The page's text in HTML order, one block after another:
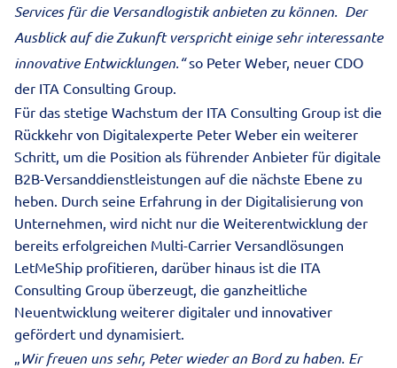
Services für die Versandlogistik anbieten zu können. Der
Ausblick auf die Zukunft verspricht einige sehr interessante
innovative Entwicklungen.“so Peter Weber, neuer CDO
der ITA Consulting Group.
Für das stetige Wachstum der ITA Consulting Group ist die
Rückkehr von Digitalexperte Peter Weber ein weiterer
Schritt, um die Position als führender Anbieter für digitale
B2B-Versanddienstleistungen auf die nächste Ebene zu
heben. Durch seine Erfahrung in der Digitalisierung von
Unternehmen, wird nicht nur die Weiterentwicklung der
bereits erfolgreichen Multi-Carrier Versandlösungen
LetMeShip profitieren, darüber hinaus ist die ITA
Consulting Group überzeugt, die ganzheitliche
Neuentwicklung weiterer digitaler und innovativer
gefördert und dynamisiert.
Wir freuen uns sehr, Peter wieder an Bord zu haben. Er